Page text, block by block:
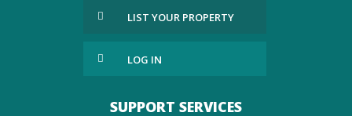
LIST YOUR PROPERTY
LOG IN
SUPPORT SERVICES